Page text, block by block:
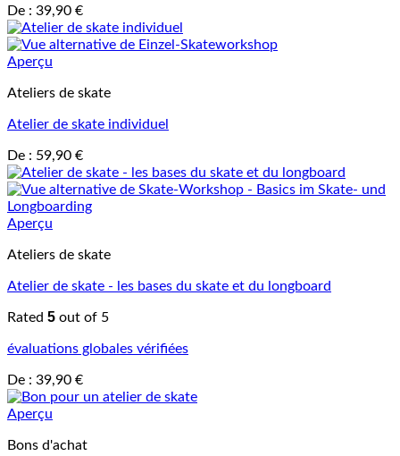
De : 39,90 €
Aperçu
Ateliers de skate
Atelier de skate individuel
De : 59,90 €
Aperçu
Ateliers de skate
Atelier de skate - les bases du skate et du longboard
Rated 5 out of 5
évaluations globales vérifiées
De : 39,90 €
Aperçu
Bons d'achat